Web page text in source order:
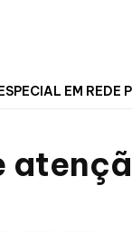
EM REDE